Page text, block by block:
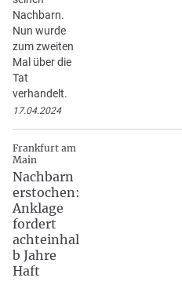
Nachbarn.
Nun wurde
zum zweiten
Mal über die
Tat
verhandelt.
17.04.2024
Frankfurt am
Main
Nachbarn
erstochen:
Anklage
fordert
achteinhal
b Jahre
Haft